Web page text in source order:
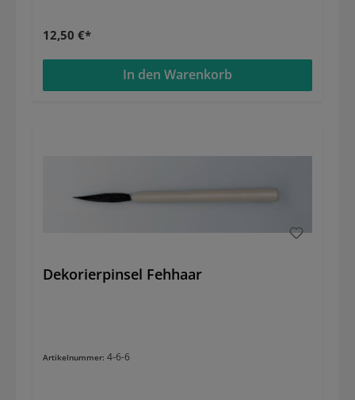
12,50 €*
In den Warenkorb
Dekorierpinsel Fehhaar
Artikelnummer: 4-6-6